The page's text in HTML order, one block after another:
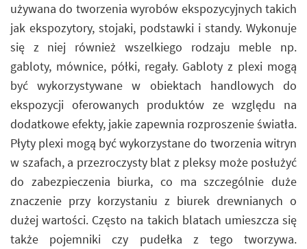
używana do tworzenia wyrobów ekspozycyjnych takich
jak ekspozytory, stojaki, podstawki i standy. Wykonuje
się z niej również wszelkiego rodzaju meble np.
gabloty, mównice, półki, regały. Gabloty z plexi mogą
być wykorzystywane w obiektach handlowych do
ekspozycji oferowanych produktów ze względu na
dodatkowe efekty, jakie zapewnia rozproszenie światła.
Płyty plexi mogą być wykorzystane do tworzenia witryn
w szafach, a przezroczysty blat z pleksy może posłużyć
do zabezpieczenia biurka, co ma szczególnie duże
znaczenie przy korzystaniu z biurek drewnianych o
dużej wartości. Często na takich blatach umieszcza się
także pojemniki czy pudełka z tego tworzywa.